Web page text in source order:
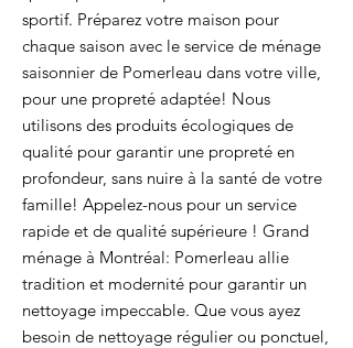
sportif. Préparez votre maison pour
chaque saison avec le service de ménage
saisonnier de Pomerleau dans votre ville,
pour une propreté adaptée! Nous
utilisons des produits écologiques de
qualité pour garantir une propreté en
profondeur, sans nuire à la santé de votre
famille! Appelez-nous pour un service
rapide et de qualité supérieure ! Grand
ménage à Montréal: Pomerleau allie
tradition et modernité pour garantir un
nettoyage impeccable. Que vous ayez
besoin de nettoyage régulier ou ponctuel,